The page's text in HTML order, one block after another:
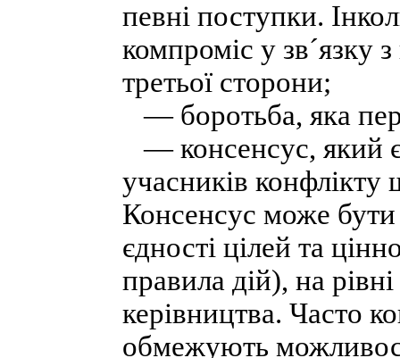
певні поступки.
компроміс у зв´язку
третьої сторони;
— боротьба, яка
— консенсус, який є
учасників
Консенсус може
єдності цілей та
правила дій), на
керівництва. Часто
обмежують